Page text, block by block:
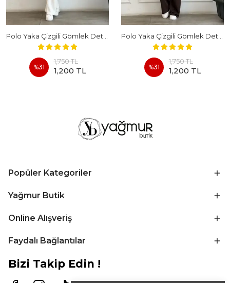
%31
1,750 TL
1,200 TL %31
1,750 TL
1,200 TL
Popüler Kategoriler
Yağmur Butik
Online Alışveriş
Faydalı Bağlantılar
Bizi Takip Edin !